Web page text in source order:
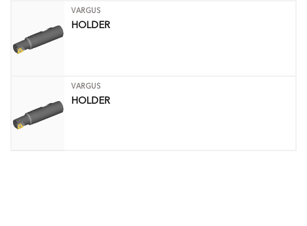
VARGUS
HOLDER
VARGUS
HOLDER